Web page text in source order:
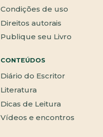
Condições de uso
Direitos autorais
Publique seu Livro
CONTEÚDOS
Diário do Escritor
Literatura
Dicas de Leitura
Vídeos e encontros